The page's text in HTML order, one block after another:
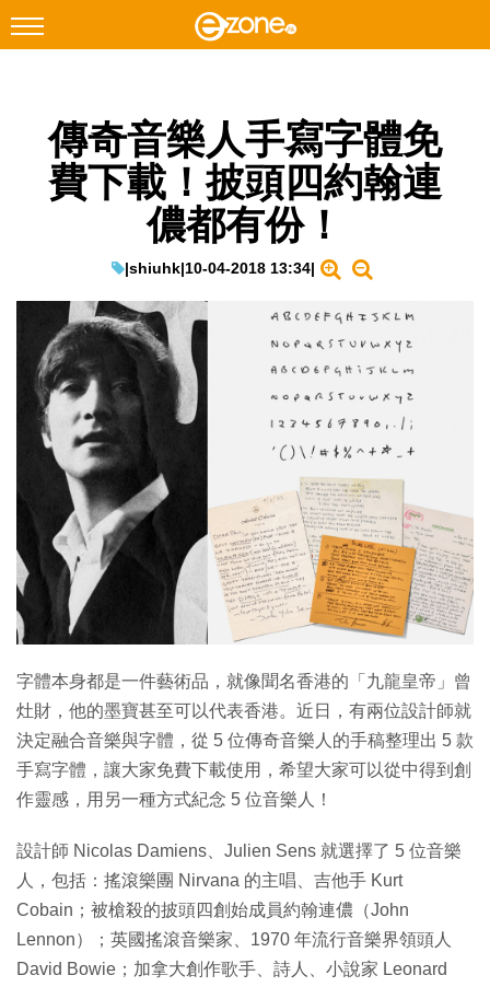
Facebook Instagram
科技焦點
教學評測
EduTech
IT Times
生成式AI與雲端應用
Enterprise Digital Transformation
傳奇音樂人手寫字體免
費下載！披頭四約翰連
儂都有份！
|shiuhk|10-04-2018 13:34|
字體本身都是一件藝術品，就像聞名香港的「九龍皇帝」曾
灶財，他的墨寶甚至可以代表香港。近日，有兩位設計師就
決定融合音樂與字體，從 5 位傳奇音樂人的手稿整理出 5 款
手寫字體，讓大家免費下載使用，希望大家可以從中得到創
作靈感，用另一種方式紀念 5 位音樂人！
設計師 Nicolas Damiens、Julien Sens 就選擇了 5 位音樂
人，包括：搖滾樂團 Nirvana 的主唱、吉他手 Kurt
Cobain；被槍殺的披頭四創始成員約翰連儂（John
Lennon）；英國搖滾音樂家、1970 年流行音樂界領頭人
David Bowie；加拿大創作歌手、詩人、小說家 Leonard